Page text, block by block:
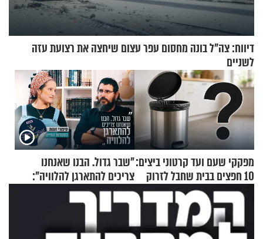
דיווח: צה"ל בונה מחסום עפר עצום שיחצה את רצועת עזה
לשניים
מפקקי שעם ועד קרטוני ביצים:
10 חפצים בבית שחבל לזרוק
לפח
"שבר גדול. הבנו שאנחנו
צריכים להתארגן להלוויה":
זוגיות במבחן, הפעם עם מרים
וגד דנינו